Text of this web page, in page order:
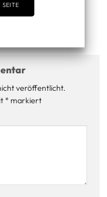
SEITE
veröffentlicht.
* markiert